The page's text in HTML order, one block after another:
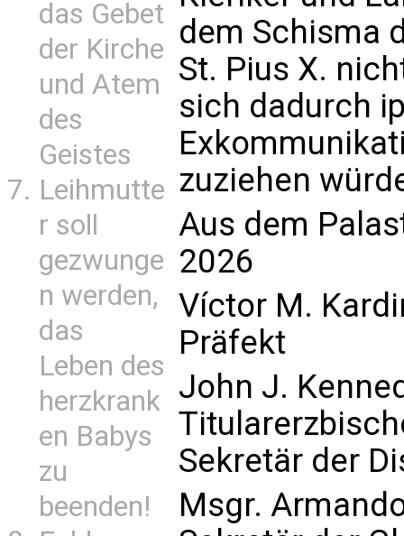
das Gebet
der Kirche
und Atem
des
Geistes
Leihmutte
r soll
gezwunge
n werden,
das
Leben des
herzkrank
en Babys
zu
beenden!
dem Schisma
St. Pius X.
sich dadurch
zuziehen
Aus dem
2026
Víctor M.
Präfekt
John J.
Sekretär der
Msgr.